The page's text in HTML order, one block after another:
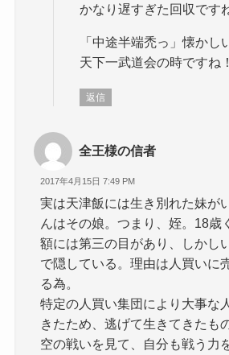
かなり遅すぎた回収です
「中途半端禿っ」懐かし
天下一武道会の時ですね！
返信
全王様の信者
2017年4月15日 7:49 PM
実は天津飯には生き別れた妹が
んはその娘。つまり、姪。18歳
額には第三の目があり、しかし
で隠している。理由は人買いに
る為。
特定の人買い集団により大事な
きたため、逃げて生きてきたも
空の戦いを見て、自分も戦う力